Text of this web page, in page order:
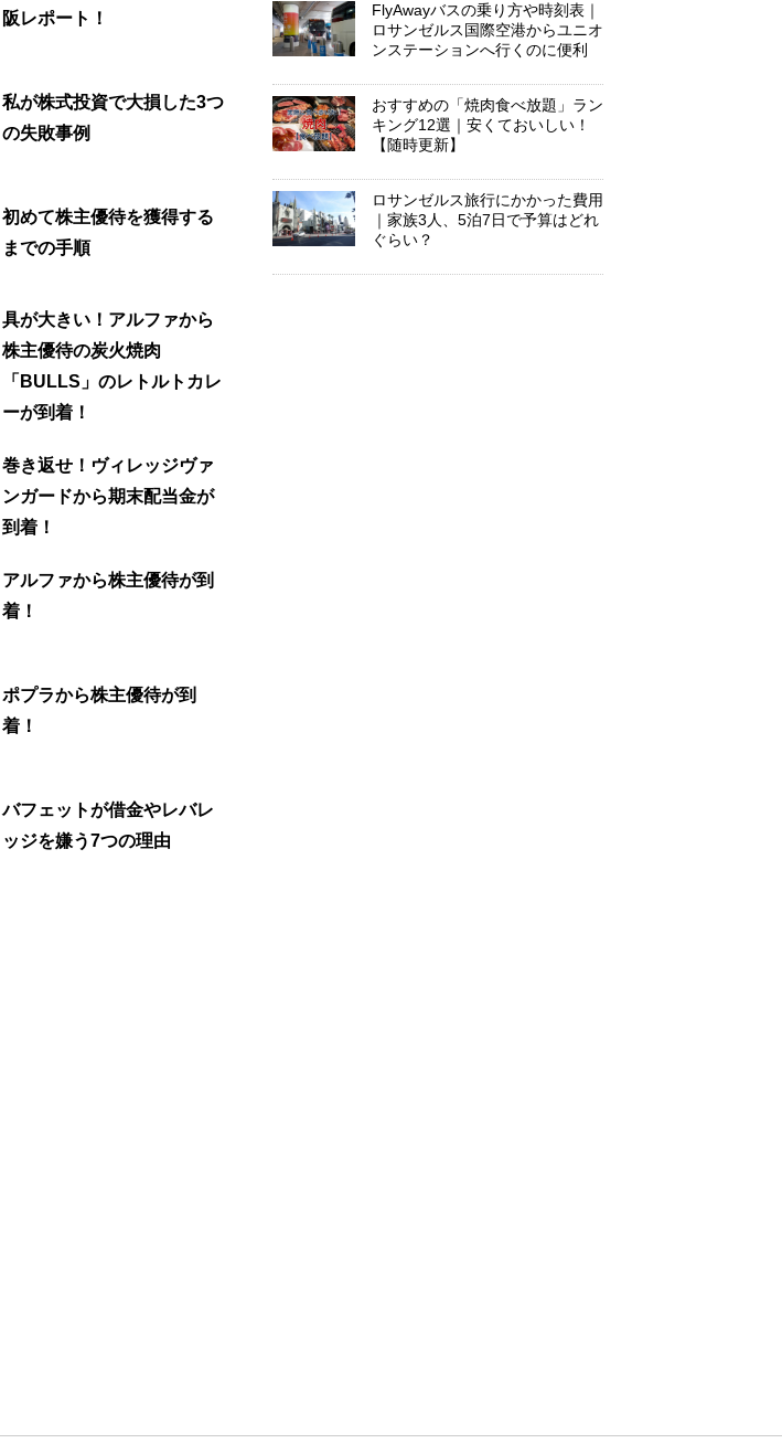
阪レポート！
私が株式投資で大損した3つ
の失敗事例
初めて株主優待を獲得する
までの手順
具が大きい！アルファから
株主優待の炭火焼肉
「BULLS」のレトルトカレ
ーが到着！
巻き返せ！ヴィレッジヴァ
ンガードから期末配当金が
到着！
アルファから株主優待が到
着！
ポプラから株主優待が到
着！
バフェットが借金やレバレ
ッジを嫌う7つの理由
FlyAwayバスの乗り方や時刻表｜
ロサンゼルス国際空港からユニオ
ンステーションへ行くのに便利
おすすめの「焼肉食べ放題」ラン
キング12選｜安くておいしい！
【随時更新】
ロサンゼルス旅行にかかった費用
｜家族3人、5泊7日で予算はどれ
ぐらい？